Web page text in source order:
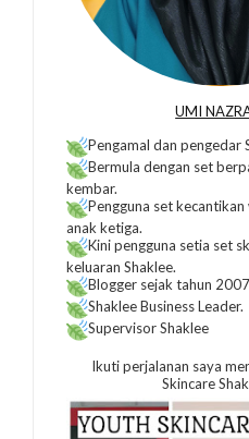
UMI
Pengamal dan pengedar
Bermula dengan set
kembar.
Pengguna set
anak ketiga.
Kini pengguna setia set
keluaran Shaklee.
Blogger sejak tahun
Shaklee Business Leader.
Supervisor Shaklee
Ikuti perjalanan saya
Skincare